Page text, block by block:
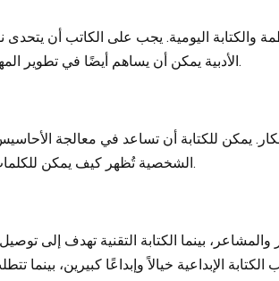
والكتابة اليومية. يجب على الكاتب أن
الأدبية يمكن أن يساهم أيضًا في تطوير المهارات، بالإضافة إلى ممارسة الكتابة تحت ضغوط زمنية لتحسين سرعة الافكار وسلاستها.
يمكن للكتابة أن تساعد في معالجة
الشخصية تُظهر كيف يمكن للكلمات أن تعبر عن تجارب عاطفية عميقة، وتساعد القراء على التواصل مع تجاربهم الشخصية.
والمشاعر، بينما الكتابة التقنية تهدف